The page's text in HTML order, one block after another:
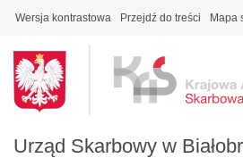
Wersja kontrastowa Przejdź do treści Mapa
Urząd Skarbowy w